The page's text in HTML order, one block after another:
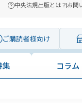
中央法規出版とは？お問
ご購読者様向け
集 コラム